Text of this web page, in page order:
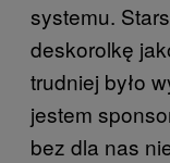
systemu.
deskorolkę
trudniej było
jestem
bez dla nas